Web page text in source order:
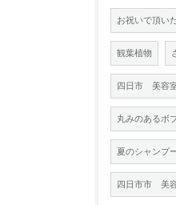
お祝いで頂い
観葉植物
四日市 美容
丸みのあるボ
夏のシャンプ
四日市市 美